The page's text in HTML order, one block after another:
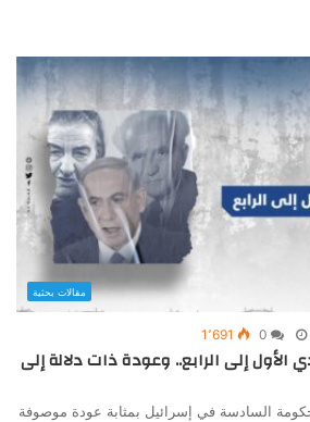
مقالات بحثية
0 1٬691
الأول إلى الرابع.. وعودة ذات دلالة إلى
السادسة في إسرائيل بمثابة عودة موصوفة